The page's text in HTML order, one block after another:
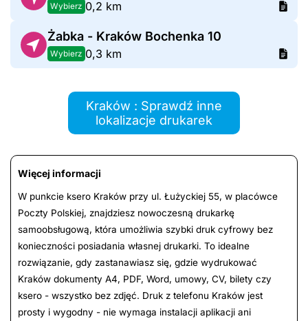
Wybierz 0,2 km
Żabka - Kraków Bochenka 10
Wybierz 0,3 km
Kraków : Sprawdź inne
lokalizacje drukarek
Więcej informacji
W punkcie ksero Kraków przy ul. Łużyckiej 55, w placówce
Poczty Polskiej, znajdziesz nowoczesną drukarkę
samoobsługową, która umożliwia szybki druk cyfrowy bez
konieczności posiadania własnej drukarki. To idealne
rozwiązanie, gdy zastanawiasz się, gdzie wydrukować
Kraków dokumenty A4, PDF, Word, umowy, CV, bilety czy
ksero - wszystko bez zdjęć. Druk z telefonu Kraków jest
prosty i wygodny - nie wymaga instalacji aplikacji ani